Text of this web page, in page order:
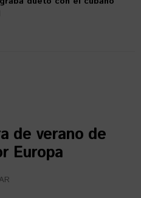
de verano de
Europa